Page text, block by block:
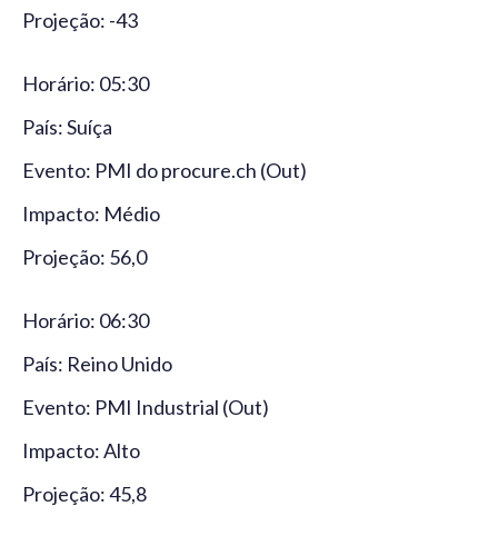
Projeção: -43
Horário: 05:30
País: Suíça
Evento: PMI do procure.ch (Out)
Impacto: Médio
Projeção: 56,0
Horário: 06:30
País: Reino Unido
Evento: PMI Industrial (Out)
Impacto: Alto
Projeção: 45,8